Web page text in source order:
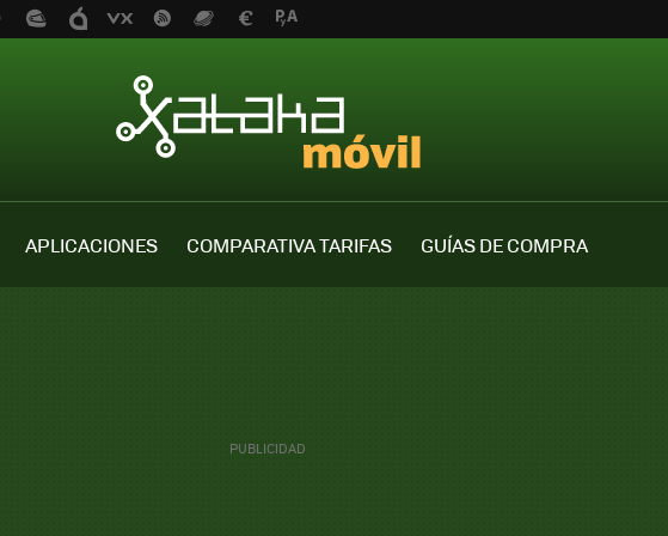
APLICACIONES COMPARATIVA TARIFAS GUÍAS DE COMPRA